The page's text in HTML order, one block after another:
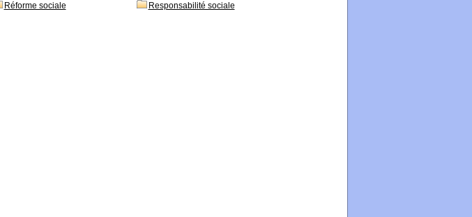
Réforme sociale
Responsabilité sociale